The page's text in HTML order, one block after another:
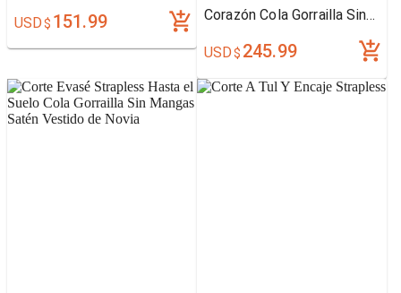
Cuadrado Vestido de Novia
USD$ 151.99
Corazón Cola Gorrailla Sin
Mangas Tafetán Organza
USD$ 245.99